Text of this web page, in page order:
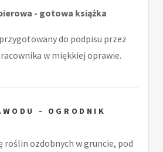
- gotowa książka
do podpisu przez
w miękkiej oprawie.
- OGRODNIK
roślin ozdobnych w gruncie, pod